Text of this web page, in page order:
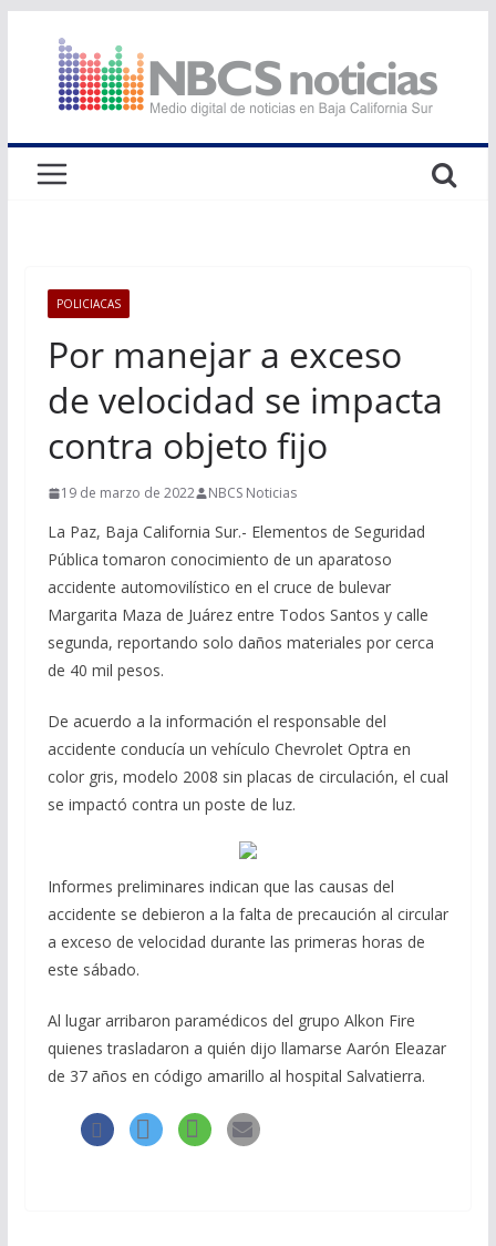
contenido
POLICIACAS
Por manejar a exceso
de velocidad se impacta
contra objeto fijo
19 de marzo de 2022 NBCS Noticias
La Paz, Baja California Sur.- Elementos de Seguridad
Pública tomaron conocimiento de un aparatoso
accidente automovilístico en el cruce de bulevar
Margarita Maza de Juárez entre Todos Santos y calle
segunda, reportando solo daños materiales por cerca
de 40 mil pesos.
De acuerdo a la información el responsable del
accidente conducía un vehículo Chevrolet Optra en
color gris, modelo 2008 sin placas de circulación, el cual
se impactó contra un poste de luz.
Informes preliminares indican que las causas del
accidente se debieron a la falta de precaución al circular
a exceso de velocidad durante las primeras horas de
este sábado.
Al lugar arribaron paramédicos del grupo Alkon Fire
quienes trasladaron a quién dijo llamarse Aarón Eleazar
de 37 años en código amarillo al hospital Salvatierra.